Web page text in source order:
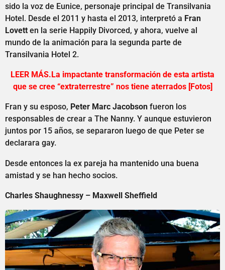
sido la voz de Eunice, personaje principal de Transilvania
Hotel. Desde el 2011 y hasta el 2013, interpretó a Fran
Lovett en la serie Happily Divorced, y ahora, vuelve al
mundo de la animación para la segunda parte de
Transilvania Hotel 2.
LEER MÁS.La impactante transformación de esta artista
que se cree “extraterrestre” nos tiene aterrados [Fotos]
Fran y su esposo, Peter Marc Jacobson fueron los
responsables de crear a The Nanny. Y aunque estuvieron
juntos por 15 años, se separaron luego de que Peter se
declarara gay.
Desde entonces la ex pareja ha mantenido una buena
amistad y se han hecho socios.
Charles Shaughnessy – Maxwell Sheffield